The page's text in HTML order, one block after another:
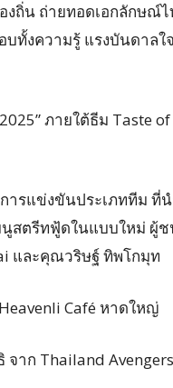
งถิ่น ถ่ายทอดเอกลักษณ์
บทั้งความรู้ แรงบันดาลใ
ภายใต้ธีม Taste
ารแข่งขันประเภททีม ที่
นูสตรีทฟู้ดในแบบใหม่
และคุณวริษฐ์ ทิพโกมุท
Café หาดใหญ่
าก Thailand